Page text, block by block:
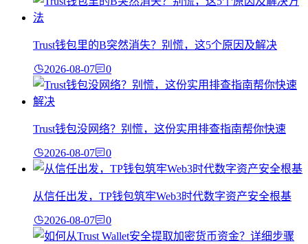
Trust钱包里的B突然消失？别慌，这5个原因及解决
2026-08-07 0
Trust钱包没网络？别慌，这份实用排查指南帮你快速
2026-08-07 0
从信任出发，TP钱包筑牢Web3时代数字资产安全根基
2026-08-07 0